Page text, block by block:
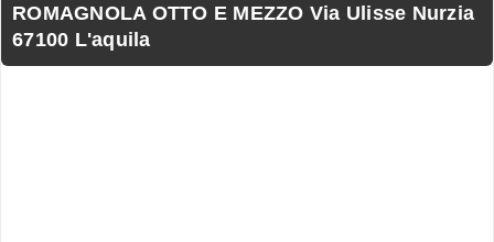
ROMAGNOLA OTTO E MEZZO Via Ulisse Nurzia
67100 L'aquila